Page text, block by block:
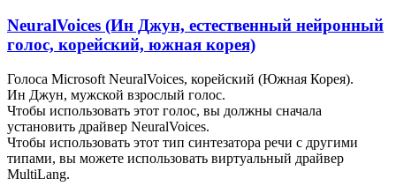
NeuralVoices (Ин Джун, естественный нейронный
голос, корейский, южная корея)
Голоса Microsoft NeuralVoices, корейский (Южная Корея).
Ин Джун, мужской взрослый голос.
Чтобы использовать этот голос, вы должны сначала
установить драйвер NeuralVoices.
Чтобы использовать этот тип синтезатора речи с другими
типами, вы можете использовать виртуальный драйвер
MultiLang.